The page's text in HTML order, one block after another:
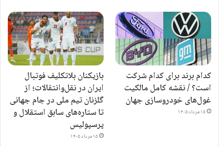
کدام برند برای کدام شرکت
است؟ / نقشه کامل مالکیت
غول‌های خودروسازی جهان
۱۵ مرداد ۱۴۰۵
بازیکنان بلاتکلیف فوتبال
ایران در نقل‌وانتقالات؛ از
گلزنان تیم ملی در جام جهانی
تا ستاره‌های سابق استقلال و
پرسپولیس
۱۵ مرداد ۱۴۰۵